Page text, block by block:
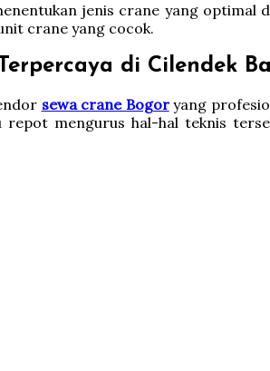
jenis crane yang optimal
crane yang cocok.
di Cilendek
sewa crane Bogor yang
mengurus hal-hal teknis